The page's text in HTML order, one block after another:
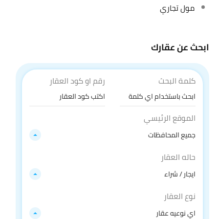
مول تجاري
ابحث عن عقارك
كلمة البحث رقم او كود العقار
الموقع الرئيسي
جميع المحافظات
حاله العقار
ايجار / شراء
نوع العقار
اي نوعيه عقار